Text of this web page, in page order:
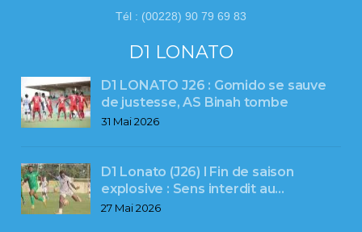
Tél : (00228) 90 79 69 83
D1 LONATO
D1 LONATO J26 : Gomido se sauve
de justesse, AS Binah tombe
31 Mai 2026
D1 Lonato (J26) l Fin de saison
explosive : Sens interdit au…
27 Mai 2026